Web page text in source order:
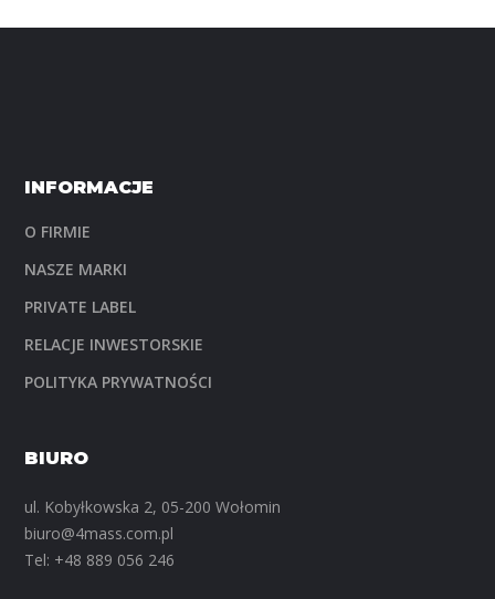
INFORMACJE
O FIRMIE
NASZE MARKI
PRIVATE LABEL
RELACJE INWESTORSKIE
POLITYKA PRYWATNOŚCI
BIURO
ul. Kobyłkowska 2, 05-200 Wołomin
biuro@4mass.com.pl
Tel: +48 889 056 246